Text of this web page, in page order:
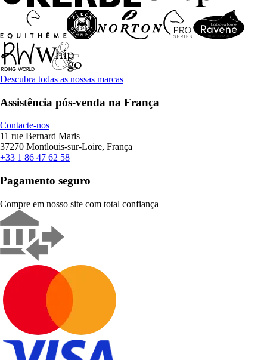
Descubra todas as nossas marcas
Assistência pós-venda na França
Contacte-nos
11 rue Bernard Maris
37270 Montlouis-sur-Loire, França
+33 1 86 47 62 58
Pagamento seguro
Compre em nosso site com total confiança